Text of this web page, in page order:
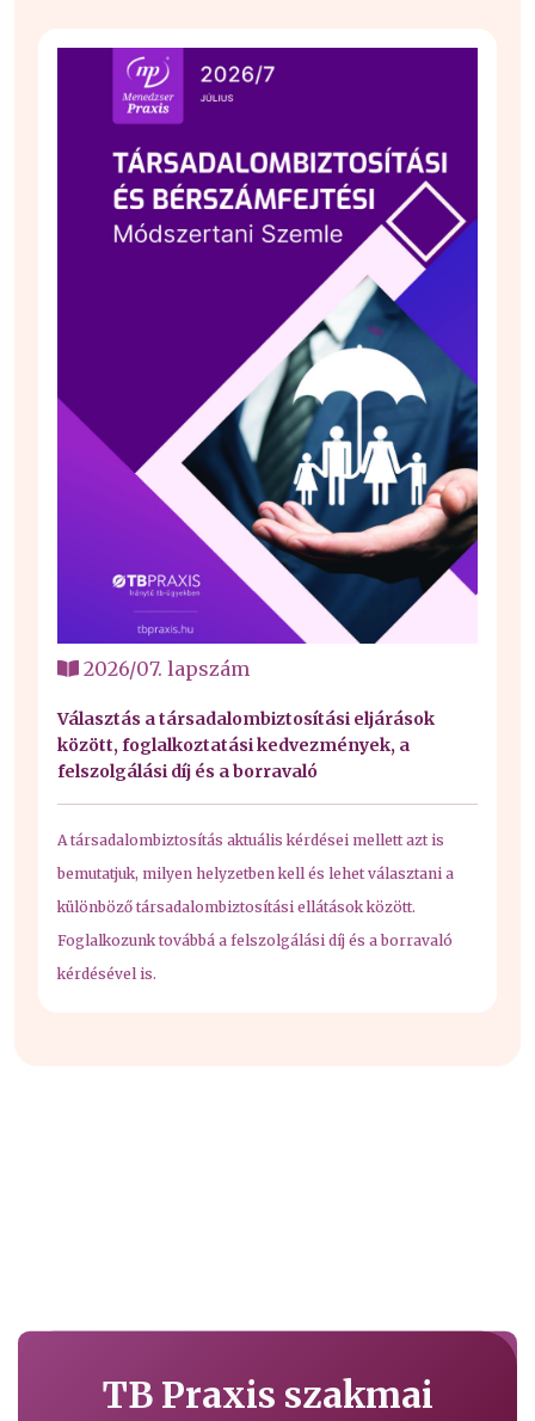
2026/07. lapszám
Választás a társadalombiztosítási eljárások
között, foglalkoztatási kedvezmények, a
felszolgálási díj és a borravaló
A társadalombiztosítás aktuális kérdései mellett azt is
bemutatjuk, milyen helyzetben kell és lehet választani a
különböző társadalombiztosítási ellátások között.
Foglalkozunk továbbá a felszolgálási díj és a borravaló
kérdésével is.
TB Praxis szakmai